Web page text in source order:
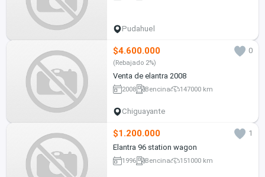
Pudahuel
$4.600.000 0
(Rebajado 2%)
Venta de elantra 2008
2008 Bencina 147000 km
Chiguayante
$1.200.000
1
Elantra 96 station wagon
1996 Bencina 151000 km